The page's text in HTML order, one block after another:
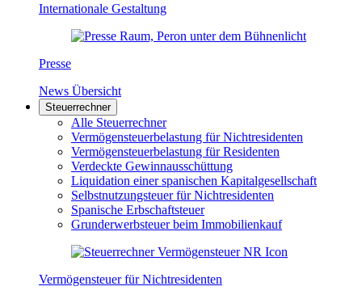
Internationale Gestaltung
Presse
News Übersicht
Steuerrechner
Alle Steuerrechner
Vermögensteuerbelastung für Nichtresidenten
Vermögensteuerbelastung für Residenten
Verdeckte Gewinnausschüttung
Liquidation einer spanischen Kapitalgesellschaft
Selbstnutzungsteuer für Nichtresidenten
Spanische Erbschaftsteuer
Grunderwerbsteuer beim Immobilienkauf
Vermögensteuer für Nichtresidenten